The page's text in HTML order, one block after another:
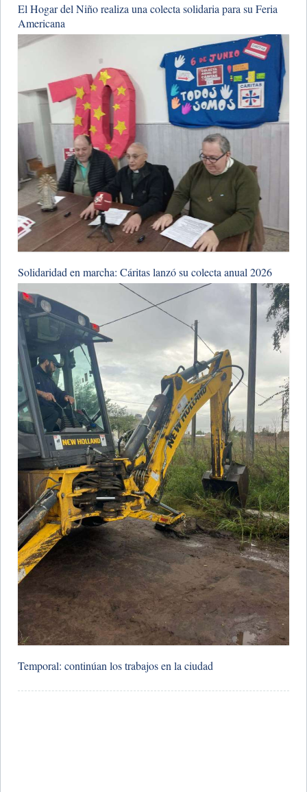
El Hogar del Niño realiza una colecta solidaria para su Feria
Americana
Solidaridad en marcha: Cáritas lanzó su colecta anual 2026
Temporal: continúan los trabajos en la ciudad